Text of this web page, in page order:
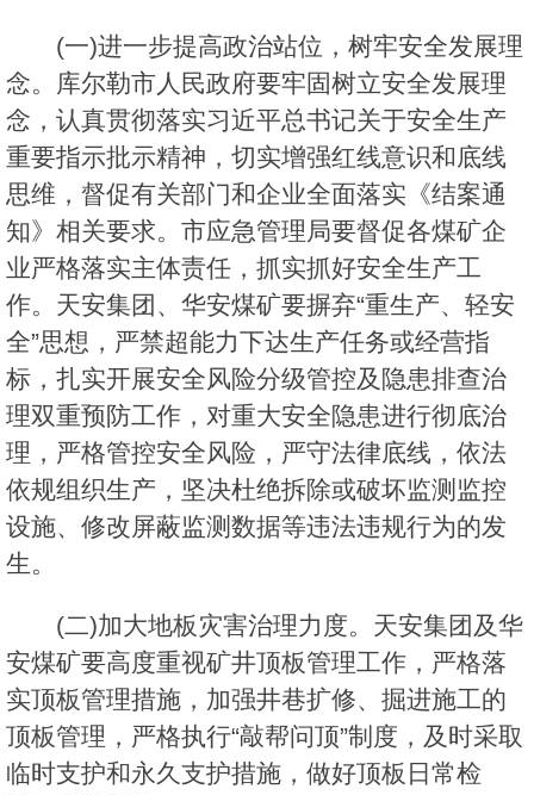
(一)进一步提高政治站位，树牢安全发展理
念。库尔勒市人民政府要牢固树立安全发展理
念，认真贯彻落实习近平总书记关于安全生产
重要指示批示精神，切实增强红线意识和底线
思维，督促有关部门和企业全面落实《结案通
知》相关要求。市应急管理局要督促各煤矿企
业严格落实主体责任，抓实抓好安全生产工
作。天安集团、华安煤矿要摒弃“重生产、轻安
全”思想，严禁超能力下达生产任务或经营指
标，扎实开展安全风险分级管控及隐患排查治
理双重预防工作，对重大安全隐患进行彻底治
理，严格管控安全风险，严守法律底线，依法
依规组织生产，坚决杜绝拆除或破坏监测监控
设施、修改屏蔽监测数据等违法违规行为的发
生。
(二)加大地板灾害治理力度。天安集团及华
安煤矿要高度重视矿井顶板管理工作，严格落
实顶板管理措施，加强井巷扩修、掘进施工的
顶板管理，严格执行“敲帮问顶”制度，及时采取
临时支护和永久支护措施，做好顶板日常检